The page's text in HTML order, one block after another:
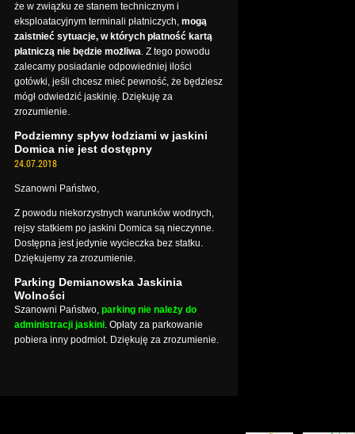
że w związku ze stanem technicznym i
eksploatacyjnym terminali płatniczych, mogą
zaistnieć sytuacje, w których płatność kartą
płatniczą nie będzie możliwa. Z tego powodu
zalecamy posiadanie odpowiedniej ilości
gotówki, jeśli chcesz mieć pewność, że będziesz
mógł odwiedzić jaskinię. Dziękuję za
zrozumienie.
Podziemny spływ łodziami w jaskini
Domica nie jest dostępny
24.07.2018
Szanowni Państwo,
Z powodu niekorzystnych warunków wodnych,
rejsy statkiem po jaskini Domica są nieczynne.
Dostępna jest jedynie wycieczka bez statku.
Dziękujemy za zrozumienie.
Parking Demianowska Jaskinia
Wolności
Szanowni Państwo, parking nie należy do
administracji jaskini. Opłaty za parkowanie
pobiera inny podmiot. Dziękuję za zrozumienie.